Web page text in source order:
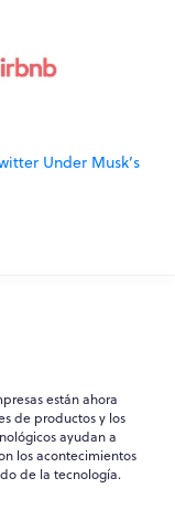
Under Musk’s
están ahora
de productos y los
ayudan a
los acontecimientos
de la tecnología.